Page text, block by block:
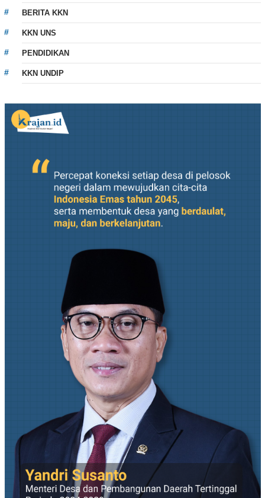
BERITA KKN
KKN UNS
PENDIDIKAN
KKN UNDIP